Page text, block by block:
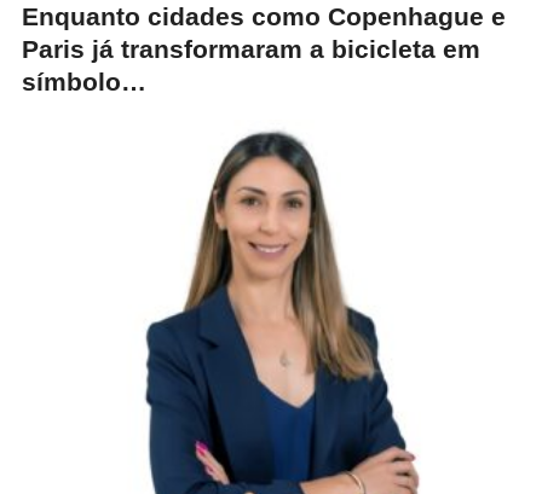
Enquanto cidades como Copenhague e
Paris já transformaram a bicicleta em
símbolo…